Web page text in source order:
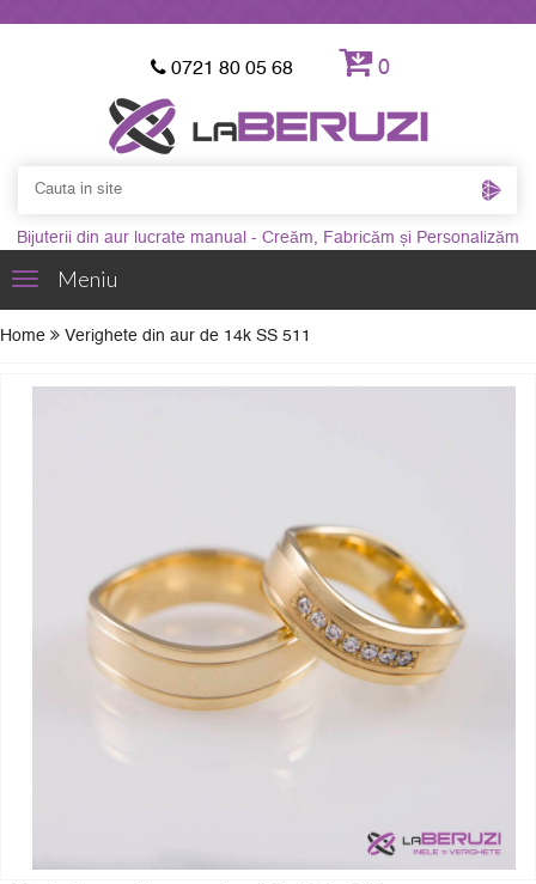
0721 80 05 68 0
Bijuterii din aur lucrate manual - Creăm, Fabricăm și Personalizăm
ToggleMeniu
Home Verighete din aur de 14k SS 511